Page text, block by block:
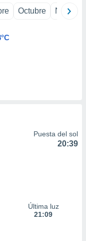
Octubre
Puesta del sol
20:39
Última luz
21:09